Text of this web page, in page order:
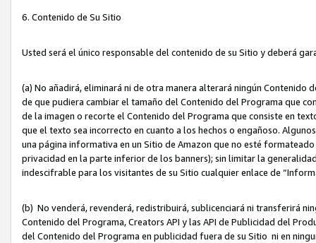
6. Contenido de Su Sitio
Usted será el único responsable del contenido de su Sitio y deberá
(a) No añadirá, eliminará ni de otra manera alterará ningún
de que pudiera cambiar el tamaño del Contenido del Programa que
de la imagen o recorte el Contenido del Programa que consiste en
que el texto sea incorrecto en cuanto a los hechos o engañoso.
una página informativa en un Sitio de Amazon que no esté
privacidad en la parte inferior de los banners); sin limitar la
indescifrable para los visitantes de su Sitio cualquier enlace de
(b) No venderá, revenderá, redistribuirá, sublicenciará ni transferirá
Contenido del Programa, Creators API y las API de Publicidad del
del Contenido del Programa en publicidad fuera de su Sitio ni en